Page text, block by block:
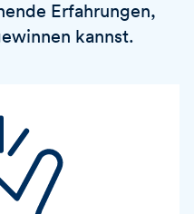
Erfahrungen,
kannst.